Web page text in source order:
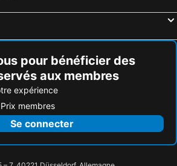
pour bénéficier des
aux membres
expérience
membres
Se connecter